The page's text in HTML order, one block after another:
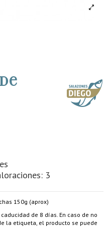
3
150g (aprox)
de 8 días. En caso de no
la etiqueta, el producto se puede